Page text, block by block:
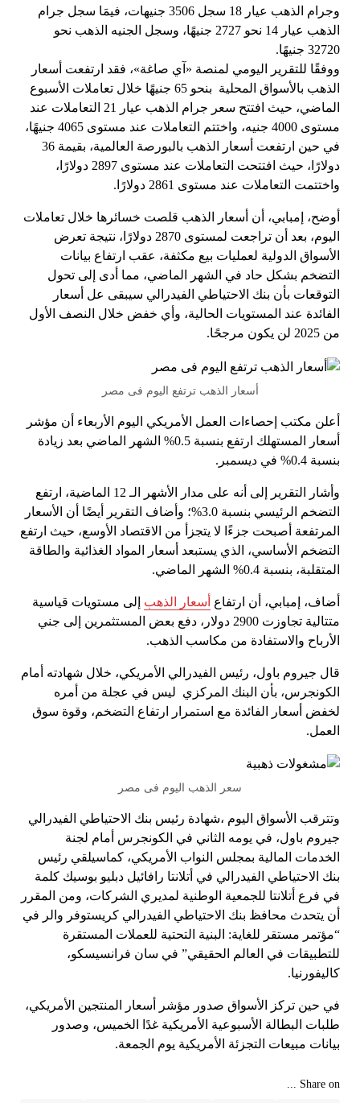
وجرام الذهب عيار 18 سجل 3506 جنيهات، فيمَا سجل جرام
الذهب عيار 14 نحو 2727 جنيهًا، وسجل الجنيه الذهب نحو
32720 جنيهًا.
ووفقًا للتقرير اليومي لمنصة «آي صاغة»، فقد ارتفعت أسعار
الذهب بالأسواق المحلية بنحو 65 جنيهًا خلال تعاملات الأسبوع
الماضي، حيث افتتح سعر جرام الذهب عيار 21 التعاملات عند
مستوى 4000 جنيه، واختتم التعاملات عند مستوى 4065 جنيهًا،
في حين ارتفعت أسعار الذهب بالبورصة العالمية، بقيمة 36
دولارًا، حيث افتتحت التعاملات عند مستوى 2897 دولارًا،
واختتمت التعاملات عند مستوى 2861 دولارًا.
أوضح، إمبابي، أن أسعار الذهب قلصت خسائرها خلال تعاملات
اليوم، بعد أن تراجعت لمستوى 2870 دولارًا، نتيجة تعرض
الأسواق الدولية لعمليات بيع مكثفة، عقب ارتفاع بيانات
التضخم بشكل حاد في الشهر الماضي، مما أدى إلى تحول
التوقعات بأن بنك الاحتياطي الفيدرالي سيبقى عل أسعار
الفائدة عند المستويات الحالية، وأي خفض خلال النصف الأول
من 2025 لن يكون مرجحًا.
أسعار الذهب ترتفع اليوم فى مصر
أعلن مكتب إحصاءات العمل الأمريكي اليوم الأربعاء أن مؤشر
أسعار المستهلك ارتفع بنسبة 0.5% الشهر الماضي بعد زيادة
بنسبة 0.4% في ديسمبر.
وأشار التقرير إلى أنه على مدار الأشهر الـ 12 الماضية، ارتفع
التضخم الرئيسي بنسبة 3.0%؛ وأضاف التقرير أيضًا أن الأسعار
المرتفعة أصبحت جزءًا لا يتجزأ من الاقتصاد الأوسع، حيث ارتفع
التضخم الأساسي، الذي يستبعد أسعار المواد الغذائية والطاقة
المتقلبة، بنسبة 0.4% الشهر الماضي.
أضاف، إمبابي، أن ارتفاع أسعار الذهب إلى مستويات قياسية
متتالية تجاوزت 2900 دولار، دفع بعض المستثمرين إلى جني
الأرباح والاستفادة من مكاسب الذهب.
قال جيروم باول، رئيس الفيدرالي الأمريكي، خلال شهادته أمام
الكونجرس، بأن البنك المركزي ليس في عجلة من أمره
لخفض أسعار الفائدة مع استمرار ارتفاع التضخم، وقوة سوق
العمل.
سعر الذهب اليوم فى مصر
وتترقب الأسواق اليوم ،شهادة رئيس بنك الاحتياطي الفيدرالي
جيروم باول، في يومه الثاني في الكونجرس أمام لجنة
الخدمات المالية بمجلس النواب الأمريكي، كماسيلقي رئيس
بنك الاحتياطي الفيدرالي في أتلانتا رافائيل دبليو بوسيك كلمة
في فرع أتلانتا للجمعية الوطنية لمديري الشركات، ومن المقرر
أن يتحدث محافظ بنك الاحتياطي الفيدرالي كريستوفر والر في
“مؤتمر مستقر للغاية: البنية التحتية للعملات المستقرة
للتطبيقات في العالم الحقيقي” في سان فرانسيسكو،
كاليفورنيا.
في حين تركز الأسواق صدور مؤشر أسعار المنتجين الأمريكي،
طلبات البطالة الأسبوعية الأمريكية غدًا الخميس، وصدور
بيانات مبيعات التجزئة الأمريكية يوم الجمعة.
Share on ...